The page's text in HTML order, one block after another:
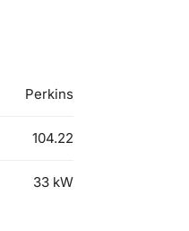
Perkins
104.22
33 kW